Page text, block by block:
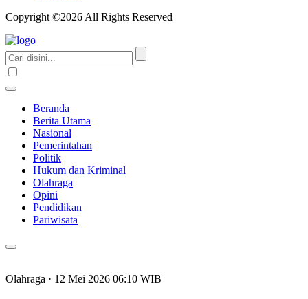
Copyright ©2026 All Rights Reserved
Beranda
Berita Utama
Nasional
Pemerintahan
Politik
Hukum dan Kriminal
Olahraga
Opini
Pendidikan
Pariwisata
Olahraga · 12 Mei 2026 06:10 WIB